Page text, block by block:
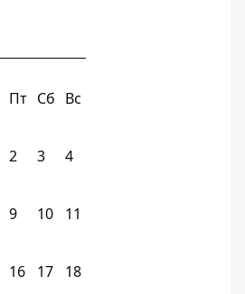
Пт Сб Вс
2 3 4
9 10 11
16 17 18